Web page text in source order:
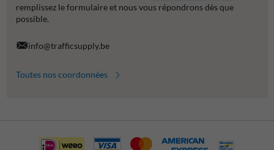
remplissez le formulaire et nous vous répondrons dès que
possible.
info@trafficsupply.be
Toutes nos coordonnées